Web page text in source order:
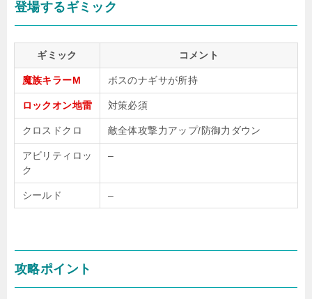
登場するギミック
ギミック コメント
魔族キラーM ボスのナギサが所持
ロックオン地雷 対策必須
クロスドクロ 敵全体攻撃力アップ/防御力ダウン
アビリティロッ
ク
–
シールド –
攻略ポイント